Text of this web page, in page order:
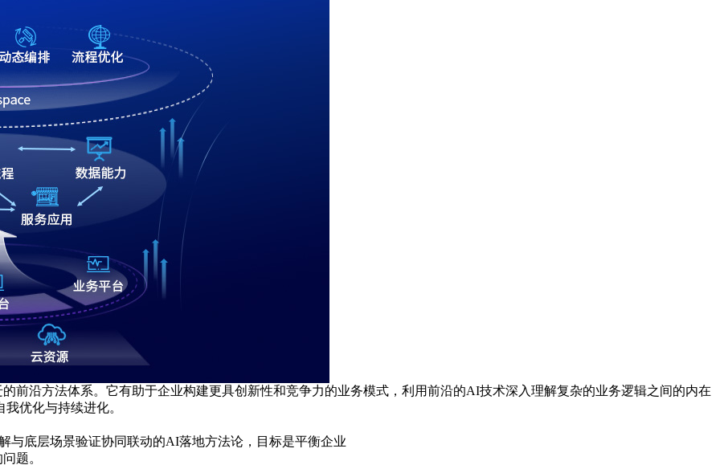
的前沿方法体系。它有助于企业构建更具创新性和竞争力的业务模式，利用前沿的AI技术深入理解复杂的业务逻辑之间的内在
我优化与持续进化。
与底层场景验证协同联动的AI落地方法论，目标是平衡企业
题。